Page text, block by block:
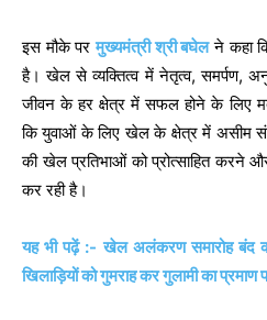
इस मौके परमुख्यमंत्री श्री बघेलने कहा
है। खेल से व्यक्तित्व में नेतृत्व, समर्पण,
जीवन के हर क्षेत्र में सफल होने के लिए
कि युवाओं के लिए खेल के क्षेत्र में असीम
की खेल प्रतिभाओं को प्रोत्साहित करने
कर रही है।
यह भी पढ़ें :- खेल अलंकरण समारोह बंद
खिलाड़ियों को गुमराह कर गुलामी का प्रमाण